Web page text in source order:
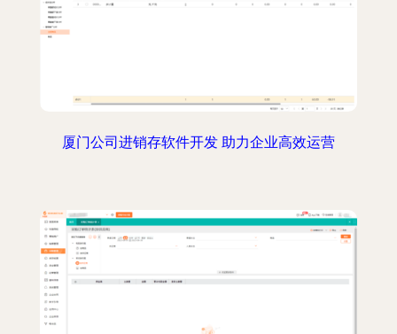
厦门公司进销存软件开发 助力企业高效运营